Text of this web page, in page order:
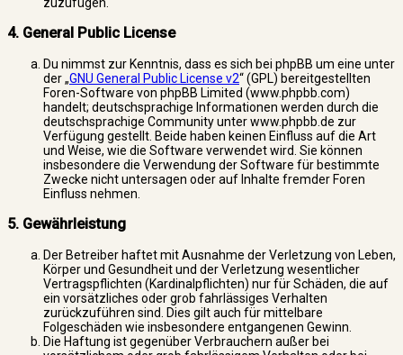
4. General Public License
Du nimmst zur Kenntnis, dass es sich bei phpBB um eine unter
der „GNU General Public License v2“ (GPL) bereitgestellten
Foren-Software von phpBB Limited (www.phpbb.com)
handelt; deutschsprachige Informationen werden durch die
deutschsprachige Community unter www.phpbb.de zur
Verfügung gestellt. Beide haben keinen Einfluss auf die Art
und Weise, wie die Software verwendet wird. Sie können
insbesondere die Verwendung der Software für bestimmte
Zwecke nicht untersagen oder auf Inhalte fremder Foren
Einfluss nehmen.
5. Gewährleistung
Der Betreiber haftet mit Ausnahme der Verletzung von Leben,
Körper und Gesundheit und der Verletzung wesentlicher
Vertragspflichten (Kardinalpflichten) nur für Schäden, die auf
ein vorsätzliches oder grob fahrlässiges Verhalten
zurückzuführen sind. Dies gilt auch für mittelbare
Folgeschäden wie insbesondere entgangenen Gewinn.
Die Haftung ist gegenüber Verbrauchern außer bei